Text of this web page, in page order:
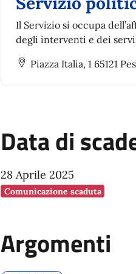
Il Servizio si occupa
degli interventi e dei
Piazza Italia, 1 65121
Data di
28 Aprile 2025
Comunicazione scaduta
Argomenti